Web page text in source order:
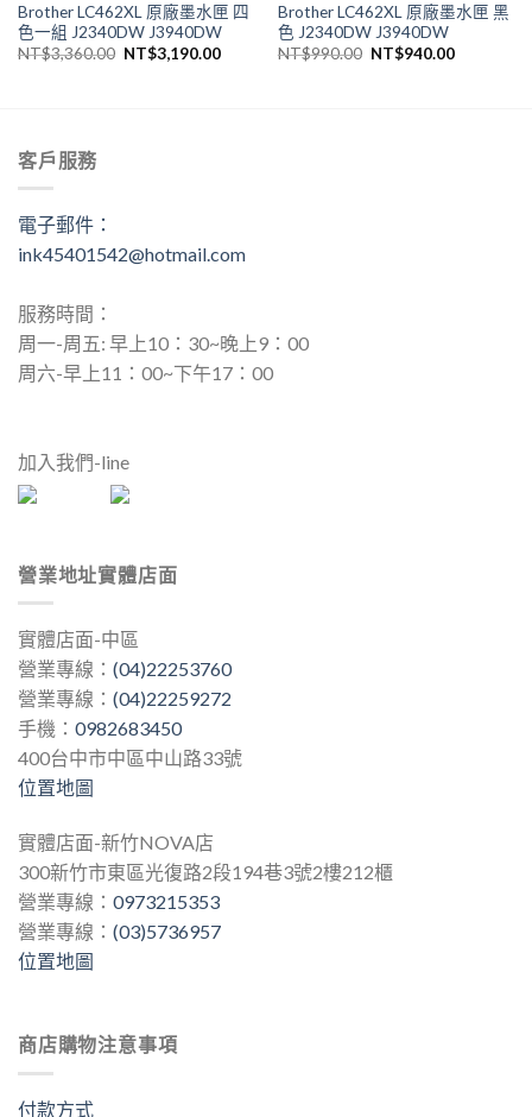
Brother LC462XL 原廠墨水匣 四
色一組 J2340DW J3940DW
NT$3,360.00 原
NT$3,190.00目
Brother LC462XL 原廠墨水匣 黑
色 J2340DW J3940DW
NT$990.00 原
NT$940.00目
客戶服務
電子郵件：
ink45401542@hotmail.com
服務時間：
周一-周五: 早上10：30~晚上9：00
周六-早上11：00~下午17：00
加入我們-line
營業地址實體店面
實體店面-中區
營業專線： (04)22253760
營業專線： (04)22259272
手機： 0982683450
400台中市中區中山路33號
位置地圖
實體店面-新竹NOVA店
300新竹市東區光復路2段194巷3號2樓212櫃
營業專線： 0973215353
營業專線： (03)5736957
位置地圖
商店購物注意事項
付款方式